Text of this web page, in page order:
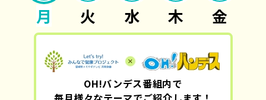
OH!バンデス番組内で